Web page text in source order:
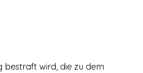
bestraft wird, die zu dem